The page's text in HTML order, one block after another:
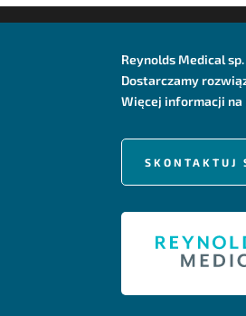
Reynolds Medical
Dostarczamy
Więcej informacji na
SKONTAKTUJ